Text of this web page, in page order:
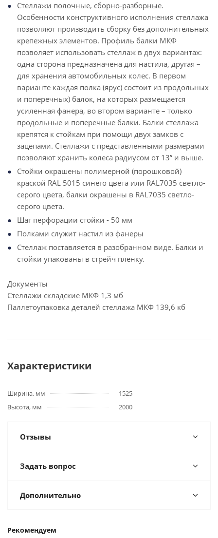
Стеллажи полочные, сборно-разборные.
Особенности конструктивного исполнения стеллажа
позволяют производить сборку без дополнительных
крепежных элементов. Профиль балки МКФ
позволяет использовать стеллаж в двух вариантах:
одна сторона предназначена для настила, другая –
для хранения автомобильных колес. В первом
варианте каждая полка (ярус) состоит из продольных
и поперечных) балок, на которых размещается
усиленная фанера, во втором варианте – только
продольные и поперечные балки. Балки стеллажа
крепятся к стойкам при помощи двух замков с
зацепами. Стеллажи с представленными размерами
позволяют хранить колеса радиусом от 13” и выше.
Стойки окрашены полимерной (порошковой)
краской RAL 5015 синего цвета или RAL7035 светло-
серого цвета, балки окрашены в RAL7035 светло-
серого цвета.
Шаг перфорации стойки - 50 мм
Полками служит настил из фанеры
Стеллаж поставляется в разобранном виде. Балки и
стойки упакованы в стрейч пленку.
Документы
Стеллажи складские МКФ 1,3 мб
Паллетоупаковка деталей стеллажа МКФ 139,6 кб
Характеристики
Ширина, мм
1525
Высота, мм
2000
Отзывы
Задать вопрос
Дополнительно
Рекомендуем